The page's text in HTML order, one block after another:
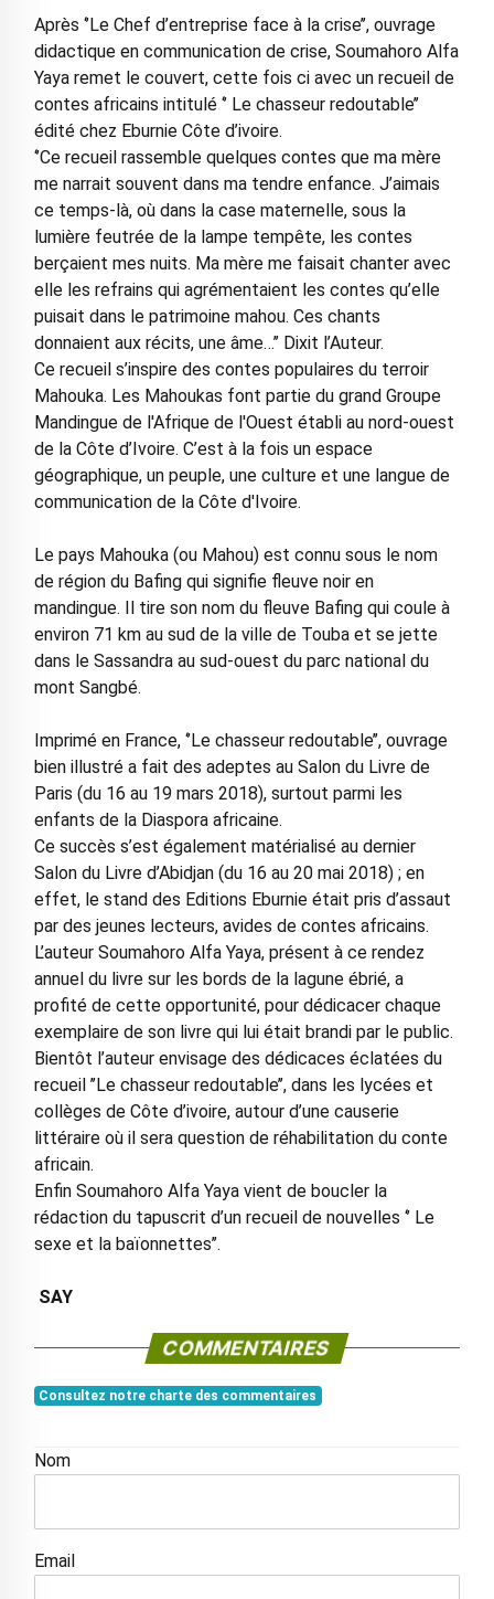
Après ‘’Le Chef d’entreprise face à la crise’’, ouvrage
didactique en communication de crise, Soumahoro Alfa
Yaya remet le couvert, cette fois ci avec un recueil de
contes africains intitulé ‘’ Le chasseur redoutable’’
édité chez Eburnie Côte d’ivoire.
‘’Ce recueil rassemble quelques contes que ma mère
me narrait souvent dans ma tendre enfance. J’aimais
ce temps-là, où dans la case maternelle, sous la
lumière feutrée de la lampe tempête, les contes
berçaient mes nuits. Ma mère me faisait chanter avec
elle les refrains qui agrémentaient les contes qu’elle
puisait dans le patrimoine mahou. Ces chants
donnaient aux récits, une âme…’’ Dixit l’Auteur.
Ce recueil s’inspire des contes populaires du terroir
Mahouka. Les Mahoukas font partie du grand Groupe
Mandingue de l'Afrique de l'Ouest établi au nord-ouest
de la Côte d’Ivoire. C’est à la fois un espace
géographique, un peuple, une culture et une langue de
communication de la Côte d'Ivoire.
Le pays Mahouka (ou Mahou) est connu sous le nom
de région du Bafing qui signifie fleuve noir en
mandingue. Il tire son nom du fleuve Bafing qui coule à
environ 71 km au sud de la ville de Touba et se jette
dans le Sassandra au sud-ouest du parc national du
mont Sangbé.
Imprimé en France, ‘’Le chasseur redoutable’’, ouvrage
bien illustré a fait des adeptes au Salon du Livre de
Paris (du 16 au 19 mars 2018), surtout parmi les
enfants de la Diaspora africaine.
Ce succès s’est également matérialisé au dernier
Salon du Livre d’Abidjan (du 16 au 20 mai 2018) ; en
effet, le stand des Editions Eburnie était pris d’assaut
par des jeunes lecteurs, avides de contes africains.
L’auteur Soumahoro Alfa Yaya, présent à ce rendez
annuel du livre sur les bords de la lagune ébrié, a
profité de cette opportunité, pour dédicacer chaque
exemplaire de son livre qui lui était brandi par le public.
Bientôt l’auteur envisage des dédicaces éclatées du
recueil ’’Le chasseur redoutable’’, dans les lycées et
collèges de Côte d’ivoire, autour d’une causerie
littéraire où il sera question de réhabilitation du conte
africain.
Enfin Soumahoro Alfa Yaya vient de boucler la
rédaction du tapuscrit d’un recueil de nouvelles ‘’ Le
sexe et la baïonnettes’’.
SAY
COMMENTAIRES
Consultez notre charte des commentaires
Nom
Email